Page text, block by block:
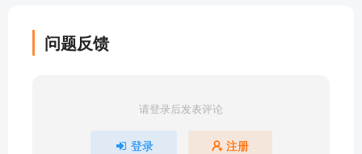
蒲公英拾珍
养胃五点
25 蒲公英 乳痈要药蒲公英
问题反馈
请登录后发表评论
登录 注册